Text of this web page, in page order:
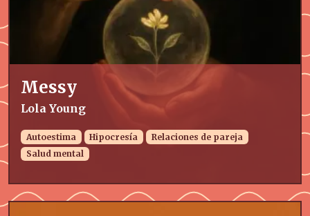
Messy
Lola Young
Autoestima Hipocresía
Relaciones de pareja
Salud mental